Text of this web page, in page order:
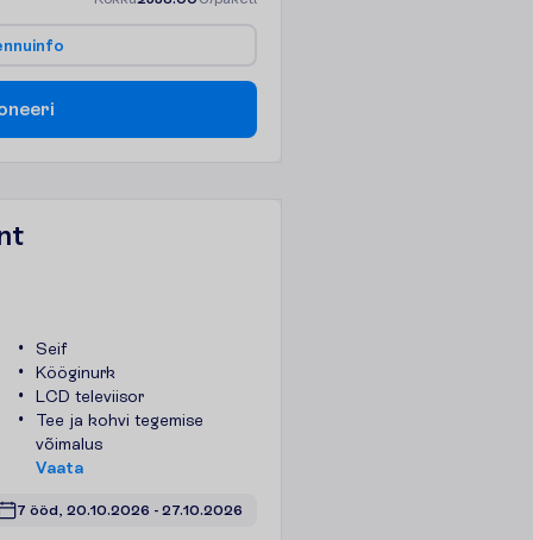
nnuinfo
neeri
Seif
Kööginurk
LCD televiisor
Tee ja kohvi tegemise
võimalus
Vaata
7 ööd, 20.10.2026 - 27.10.2026